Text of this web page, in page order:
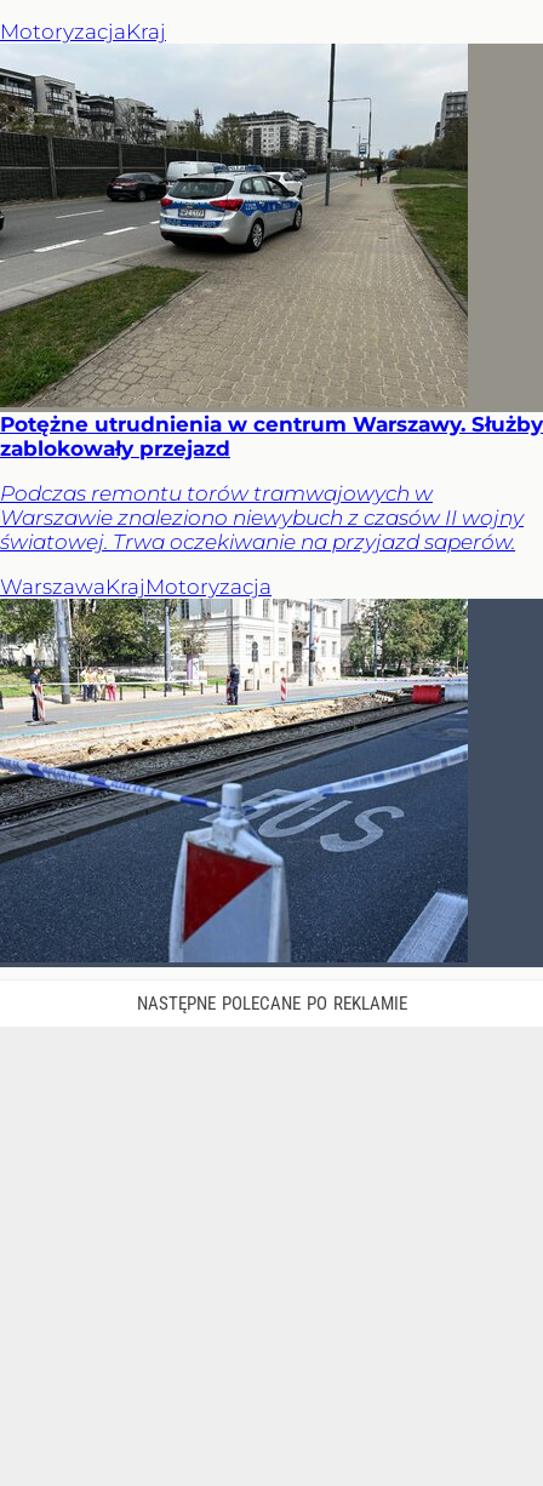
MotoryzacjaKraj
Potężne utrudnienia w centrum Warszawy. Służby
zablokowały przejazd
Podczas remontu torów tramwajowych w
Warszawie znaleziono niewybuch z czasów II wojny
światowej. Trwa oczekiwanie na przyjazd saperów.
WarszawaKraj Motoryzacja